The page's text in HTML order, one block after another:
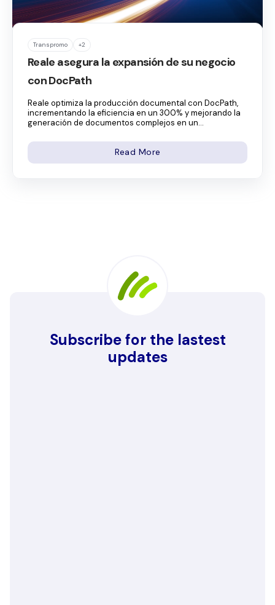
Transpromo +2
Reale asegura la expansión de su negocio
con DocPath
Reale optimiza la producción documental con DocPath,
incrementando la eficiencia en un 300% y mejorando la
generación de documentos complejos en un...
Read More
Subscribe for the lastest
updates